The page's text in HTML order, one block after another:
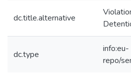
dc.title.alternative
dc.type
info:eu-
repo/